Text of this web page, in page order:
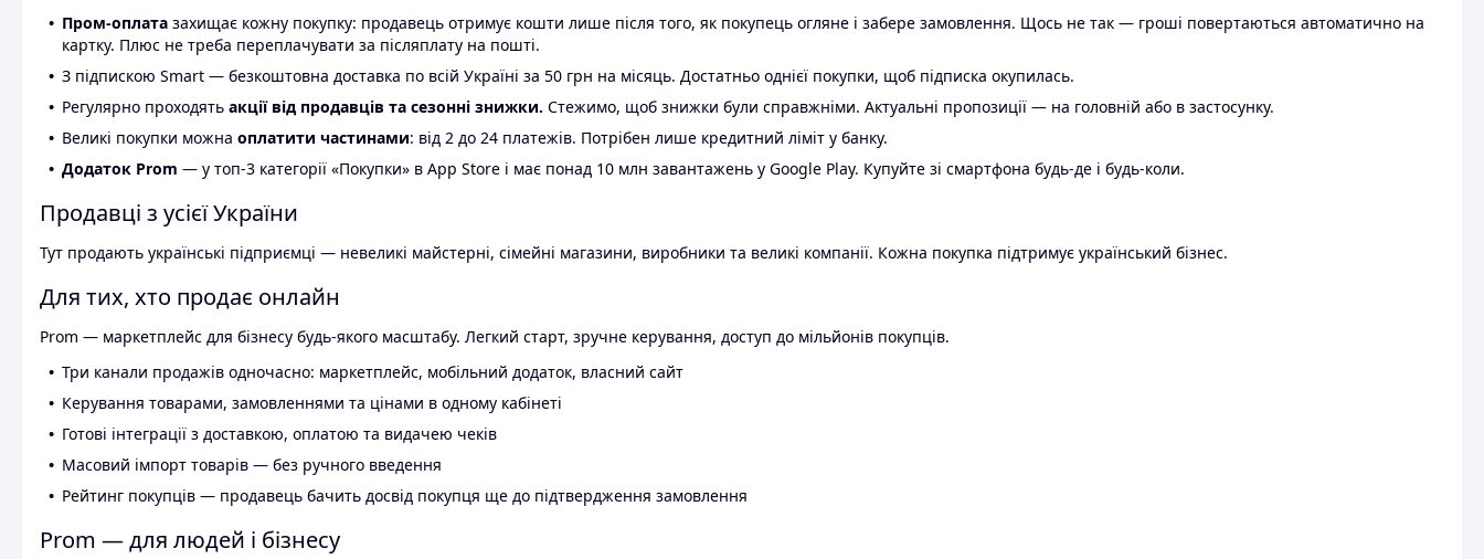
Пром-оплата захищає кожну покупку: продавець отримує кошти лише після того, як покупець огляне і забере замовлення. Щось не так — гроші повертаються автоматично на
картку. Плюс не треба переплачувати за післяплату на пошті.
З підпискою Smart — безкоштовна доставка по всій Україні за 50 грн на місяць. Достатньо однієї покупки, щоб підписка окупилась.
Регулярно проходять акції від продавців та сезонні знижки. Стежимо, щоб знижки були справжніми. Актуальні пропозиції — на головній або в застосунку.
Великі покупки можна оплатити частинами: від 2 до 24 платежів. Потрібен лише кредитний ліміт у банку.
Додаток Prom — у топ-3 категорії «Покупки» в App Store і має понад 10 млн завантажень у Google Play. Купуйте зі смартфона будь-де і будь-коли.
Продавці з усієї України
Тут продають українські підприємці — невеликі майстерні, сімейні магазини, виробники та великі компанії. Кожна покупка підтримує український бізнес.
Для тих, хто продає онлайн
Prom — маркетплейс для бізнесу будь-якого масштабу. Легкий старт, зручне керування, доступ до мільйонів покупців.
Три канали продажів одночасно: маркетплейс, мобільний додаток, власний сайт
Керування товарами, замовленнями та цінами в одному кабінеті
Готові інтеграції з доставкою, оплатою та видачею чеків
Масовий імпорт товарів — без ручного введення
Рейтинг покупців — продавець бачить досвід покупця ще до підтвердження замовлення
Prom — для людей і бізнесу